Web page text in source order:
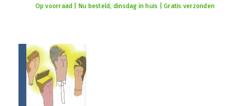
Op voorraad | Nu besteld, dinsdag in huis | Gratis verzonden